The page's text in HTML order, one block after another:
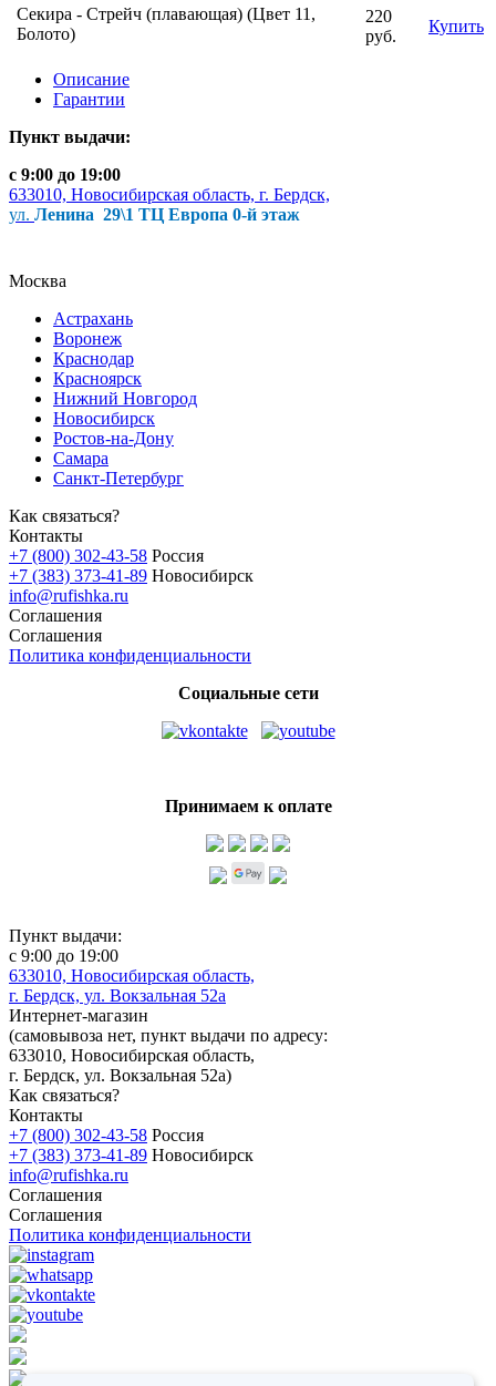
Секира - Стрейч (плавающая) (Цвет 11,
Болото)
220
руб.
Купить
Описание
Гарантии
Пункт выдачи:
с 9:00 до 19:00
633010, Новосибирская область, г. Бердск,
ул. Ленина 29\1 ТЦ Европа 0-й этаж
Москва
Астрахань
Воронеж
Краснодар
Красноярск
Нижний Новгород
Новосибирск
Ростов-на-Дону
Самара
Санкт-Петербург
Как связаться?
Контакты
+7 (800) 302-43-58 Россия
+7 (383) 373-41-89 Новосибирск
info@rufishka.ru
Соглашения
Соглашения
Политика конфиденциальности
Социальные сети
Принимаем к оплате
Пункт выдачи:
с 9:00 до 19:00
633010, Новосибирская область,
г. Бердск, ул. Вокзальная 52а
Интернет-магазин
(самовывоза нет, пункт выдачи по адресу:
633010, Новосибирская область,
г. Бердск, ул. Вокзальная 52а)
Как связаться?
Контакты
+7 (800) 302-43-58 Россия
+7 (383) 373-41-89 Новосибирск
info@rufishka.ru
Соглашения
Соглашения
Политика конфиденциальности